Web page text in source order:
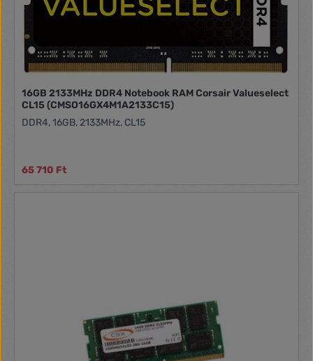
16GB 2133MHz DDR4 Notebook RAM Corsair Valueselect
CL15 (CMSO16GX4M1A2133C15)
DDR4, 16GB, 2133MHz, CL15
65 710 Ft